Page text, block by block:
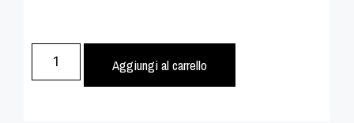
Aggiungi al carrello